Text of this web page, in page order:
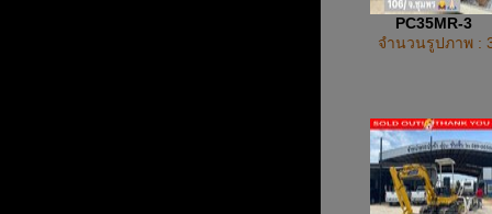
PC35MR-3
จำนวนรูปภาพ :